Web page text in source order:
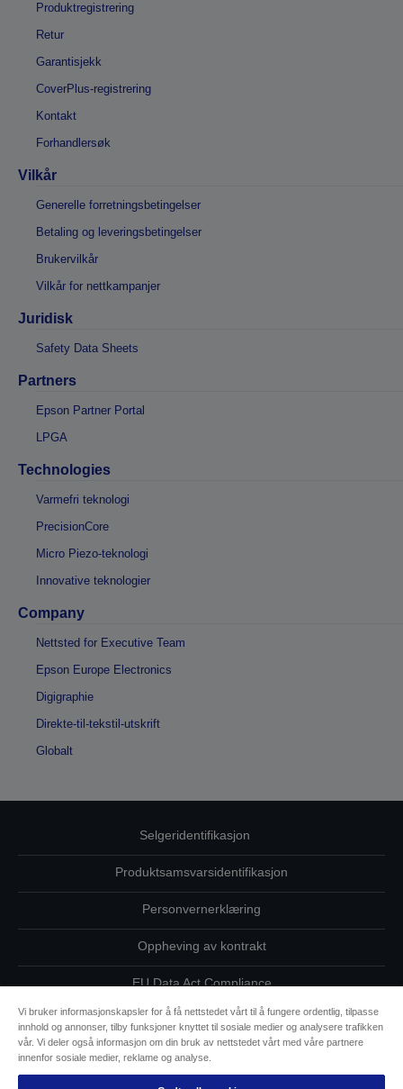
Produktregistrering
Retur
Garantisjekk
CoverPlus-registrering
Kontakt
Forhandlersøk
Vilkår
Generelle forretningsbetingelser
Betaling og leveringsbetingelser
Brukervilkår
Vilkår for nettkampanjer
Juridisk
Safety Data Sheets
Partners
Epson Partner Portal
LPGA
Technologies
Varmefri teknologi
PrecisionCore
Micro Piezo-teknologi
Innovative teknologier
Company
Nettsted for Executive Team
Epson Europe Electronics
Digigraphie
Direkte-til-tekstil-utskrift
Globalt
Selgeridentifikasjon
Produktsamsvarsidentifikasjon
Personvernerklæring
Oppheving av kontrakt
EU Data Act Compliance
Ta kontakt med oss vedrørende personopplysningene dine
Informasjon om informasjonskapsler
Vi bruker informasjonskapsler for å få nettstedet vårt til å fungere ordentlig, tilpasse
innhold og annonser, tilby funksjoner knyttet til sosiale medier og analysere trafikken
vår. Vi deler også informasjon om din bruk av nettstedet vårt med våre partnere
innenfor sosiale medier, reklame og analyse.